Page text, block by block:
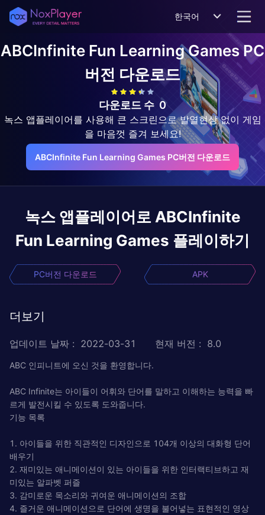
한국어
ABCInfinite Fun Learning GamesPC
버전 다운로드
다운로드 수 0
녹스 앱플레이어를 사용해 큰 스크린으로 발열현상 없이 게임
을 마음껏 즐겨 보세요!
ABCInfinite Fun Learning Games PC버전 다운로드
녹스 앱플레이어로 ABCInfinite
Fun Learning Games 플레이하기
PC버전 다운로드 APK
더보기
업데이트 날짜 : 2022-03-31 현재 버전 : 8.0
ABC 인피니트에 오신 것을 환영합니다.
ABC Infinite는 아이들이 어휘와 단어를 말하고 이해하는 능력을 빠
르게 발전시킬 수 있도록 도와줍니다.
기능 목록
1. 아이들을 위한 직관적인 디자인으로 104개 이상의 대화형 단어
배우기
2. 재미있는 애니메이션이 있는 아이들을 위한 인터랙티브하고 재
미있는 알파벳 퍼즐
3. 감미로운 목소리와 귀여운 애니메이션의 조합
4. 즐거운 애니메이션으로 단어에 생명을 불어넣는 표현적인 영상